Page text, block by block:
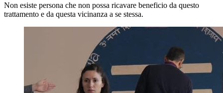
Non esiste persona che non possa ricavare beneficio da questo
trattamento e da questa vicinanza a se stessa.